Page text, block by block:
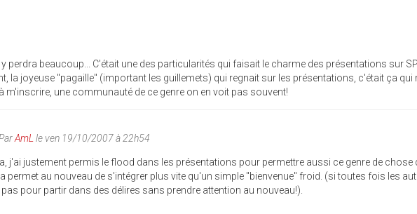
y perdra beaucoup... C'était une des particularités qui faisait le charme des présentations sur
la joyeuse "pagaille" (important les guillemets) qui regnait sur les présentations, c'était ça qui
m'inscrire, une communauté de ce genre on en voit pas souvent!
AmL le ven 19/10/2007 à 22h54
j'ai justement permis le flood dans les présentations pour permettre aussi ce genre de chose
permet au nouveau de s'intégrer plus vite qu'un simple "bienvenue" froid. (si toutes fois les
pour partir dans des délires sans prendre attention au nouveau!).